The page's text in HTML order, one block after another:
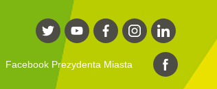
Facebook Prezydenta Miasta